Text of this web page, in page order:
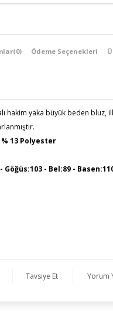
(0) Ödeme Seçenekleri
hakim yaka büyük beden bluz,
13 Polyester
- Bel:89 -
Tavsiye Et Yorum